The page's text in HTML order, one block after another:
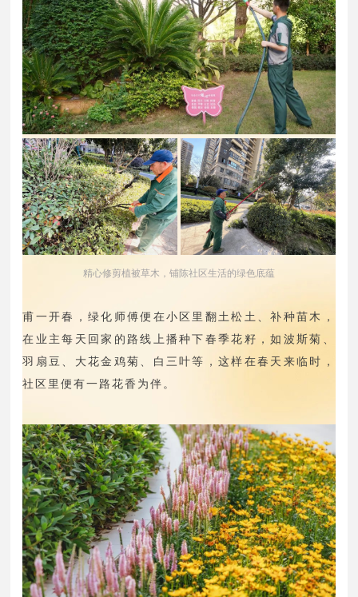
精心修剪植被草木，铺陈社区生活的绿色底蕴
甫一开春，绿化师傅便在小区里翻土松土、补种苗木，
在业主每天回家的路线上播种下春季花籽，如波斯菊、
羽扇豆、大花金鸡菊、白三叶等，这样在春天来临时，
社区里便有一路花香为伴。